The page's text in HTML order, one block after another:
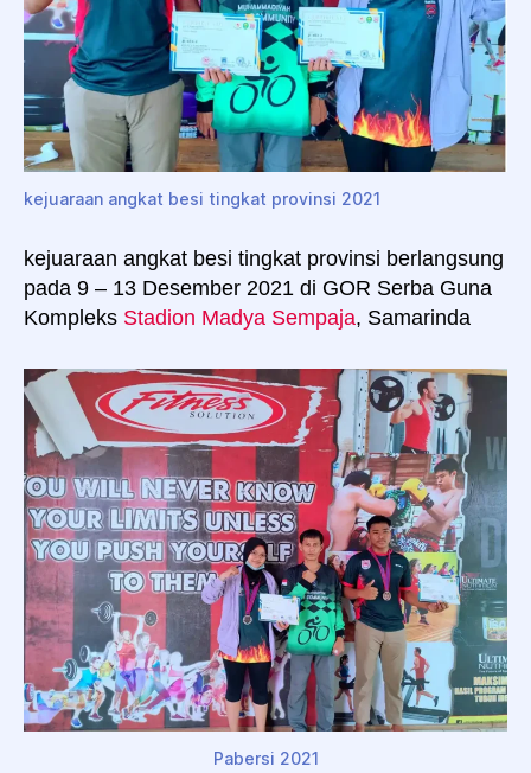
kejuaraan angkat besi tingkat provinsi 2021
kejuaraan angkat besi tingkat provinsi berlangsung
pada 9 – 13 Desember 2021 di GOR Serba Guna
Kompleks Stadion Madya Sempaja, Samarinda
Pabersi 2021